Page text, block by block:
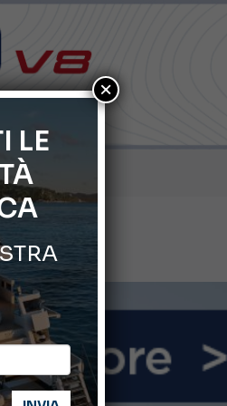
Geniuss
di Genova
2026
attese a settembre
per il diportista
LE
×